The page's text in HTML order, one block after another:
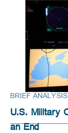
BRIEF ANALYSIS
U.S. Military
an End